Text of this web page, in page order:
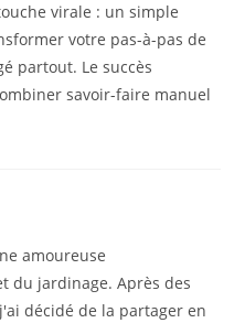
virale : un simple
votre pas-à-pas de
partout. Le succès
savoir-faire manuel
amoureuse
du jardinage. Après des
décidé de la partager en